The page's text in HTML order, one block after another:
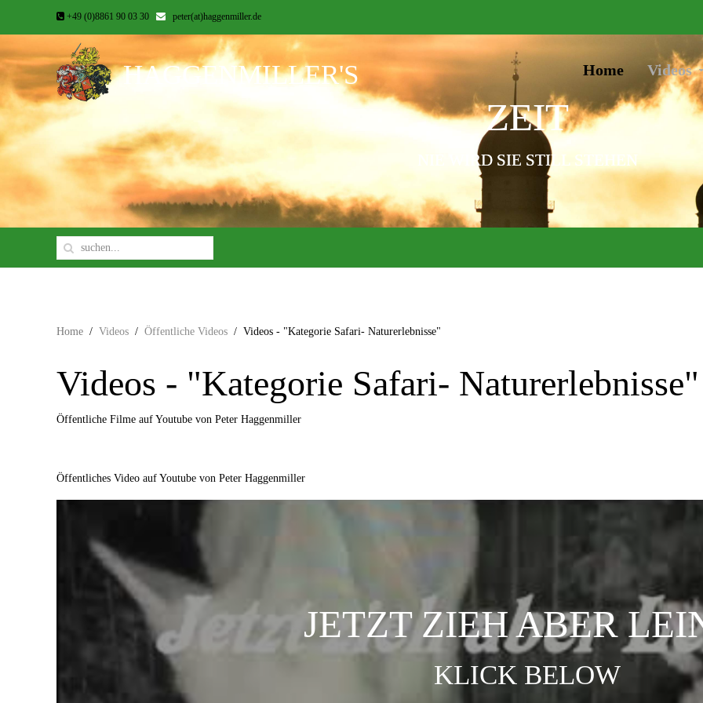
+49 (0)8861 90 03 30 peter(at)haggenmiller.de
HAGGENMILLER'S Home Videos
ZEIT
NIE WIRD SIE STILL STEHEN
Home Videos Öffentliche Videos Videos - "Kategorie Safari- Naturerlebnisse"
Videos - "Kategorie Safari- Naturerlebnisse"
Öffentliche Filme auf Youtube von Peter Haggenmiller
Öffentliches Video auf Youtube von Peter Haggenmiller
JETZT ZIEH ABER
KLICK BELOW